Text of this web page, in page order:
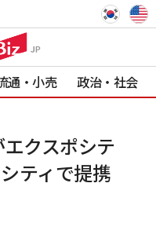
通・小売 政治・社会
クスポシテ
ティで提携